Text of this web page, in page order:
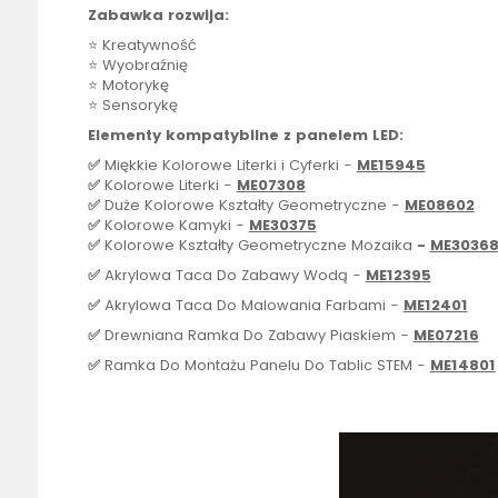
Zabawka rozwija:
⭐ Kreatywność
⭐ Wyobraźnię
⭐ Motorykę
⭐ Sensorykę
Elementy kompatybilne z panelem LED:
✅Miękkie Kolorowe Literki i Cyferki - ME15945
✅Kolorowe Literki - ME07308
✅Duże Kolorowe Kształty Geometryczne - ME08602
✅Kolorowe Kamyki - ME30375
✅ Kolorowe Kształty Geometryczne Mozaika - ME30368
✅ Akrylowa Taca Do Zabawy Wodą - ME12395
✅ Akrylowa Taca Do Malowania Farbami - ME12401
✅ Drewniana Ramka Do Zabawy Piaskiem - ME07216
✅ Ramka Do Montażu Panelu Do Tablic STEM - ME14801